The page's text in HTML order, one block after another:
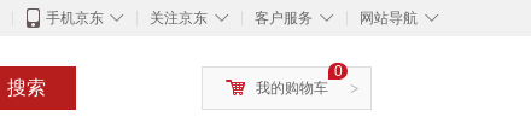
◇
手机京东 ◇
关注京东 ◇
客户服务 ◇
网站导航
搜索 >
0
我的购物车